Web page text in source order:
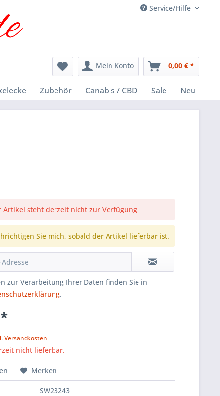
Service/Hilfe
Mein Konto 0,00 € *
Zubehör Canabis / CBD Sale Neu
Artikel steht derzeit nicht zur Verfügung!
Sie mich, sobald der Artikel lieferbar ist.
zur Verarbeitung Ihrer Daten finden Sie in
.
Versandkosten
nicht lieferbar.
Merken
SW23243